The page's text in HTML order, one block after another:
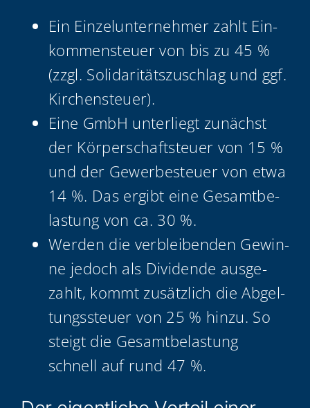
Ein Ein­zel­un­ter­neh­mer zahlt Ein­
kom­men­steu­er von bis zu 45 %
(zzgl. Soli­da­ri­täts­zu­schlag und ggf.
Kirchensteuer).
Eine GmbH unter­liegt zunächst
der Kör­per­schaft­steu­er von 15 %
und der Gewer­be­steu­er von etwa
14 %. Das ergibt eine Gesamt­be­
las­tung von ca. 30 %.
Wer­den die ver­blei­ben­den Gewin­
ne jedoch als Divi­den­de aus­ge­
zahlt, kommt zusätz­lich die Abgel­
tungs­steu­er von 25 % hin­zu. So
steigt die Gesamt­be­las­tung
schnell auf rund 47 %.